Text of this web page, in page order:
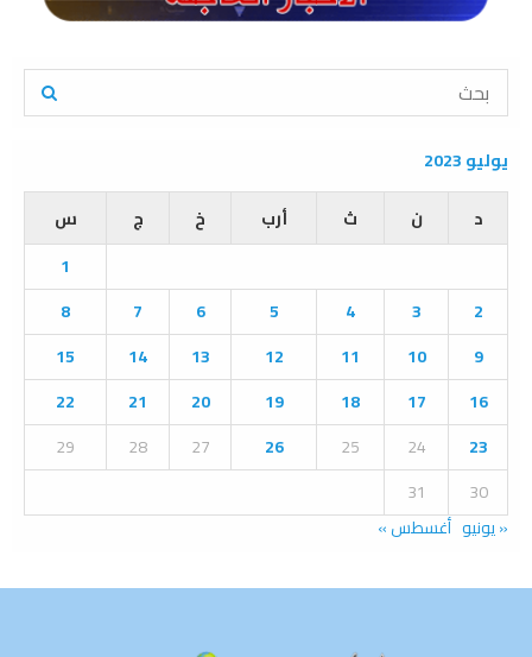
S
r
c
o
E
A
R
C
H
يوليو 2023
د
ن ث أرب خ ج
س
1
2
3
4
5
6
7
8
9
10
11
12
13
14
15
16
17
18
19
20
21
22
23
24
25
26
27
28
29
30
31
« يونيو أغسطس »